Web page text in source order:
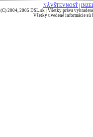
NÁVŠTEVNOSŤ
(C) 2004, 2005 DSL.sk | Všetky práva
Všetky uvedené informácie sú